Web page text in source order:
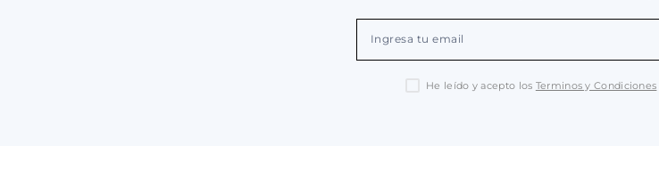
He leído y acepto los Terminos y Condiciones